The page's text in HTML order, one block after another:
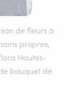
de fleurs à
propres,
Hautes-
bouquet de